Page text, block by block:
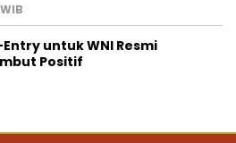
untuk WNI Resmi
Positif